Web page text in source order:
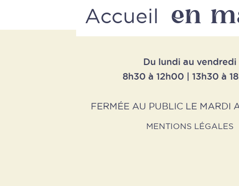
Accueil en
Du lundi au vendredi
8h30 à 12h00 | 13h30 à
FERMÉE AU PUBLIC LE MARDI
MENTIONS LÉGALES